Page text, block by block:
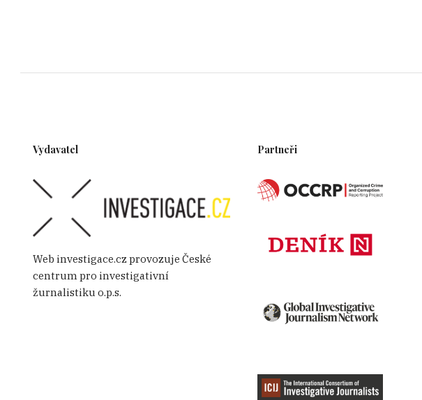
Vydavatel
Web investigace.cz provozuje České
centrum pro investigativní
žurnalistiku o.p.s.
Partneři